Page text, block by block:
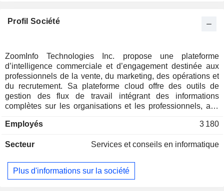
Profil Société
ZoomInfo Technologies Inc. propose une plateforme
d’intelligence commerciale et d’engagement destinée aux
professionnels de la vente, du marketing, des opérations et
du recrutement. Sa plateforme cloud offre des outils de
gestion des flux de travail intégrant des informations
complètes sur les organisations et les professionnels, afin
décideurs. Son système d’exploitation cloud destiné aux
informations et des analyses complètes, permettant ainsi
opérations et du recrutement de disposer d’informations
précises et d’une bonne compréhension des organisations
Employés 3 180
Secteur Services et conseils en informatique
Plus d'informations sur la société